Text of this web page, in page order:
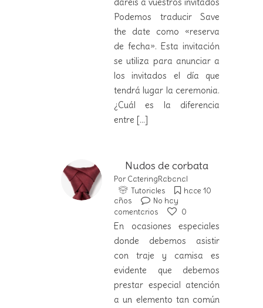
Podemos traducir Save
the date como «reserva
de fecha». Esta invitación
se utiliza para anunciar a
los invitados el día que
tendrá lugar la ceremonia.
¿Cuál es la diferencia
entre [...]
Nudos de corbata
Por CateringRabanal
Tutoriales
hace 10
años
No hay
comentarios
0
En ocasiones especiales
donde debemos asistir
con traje y camisa es
evidente que debemos
prestar especial atención
a un elemento tan común